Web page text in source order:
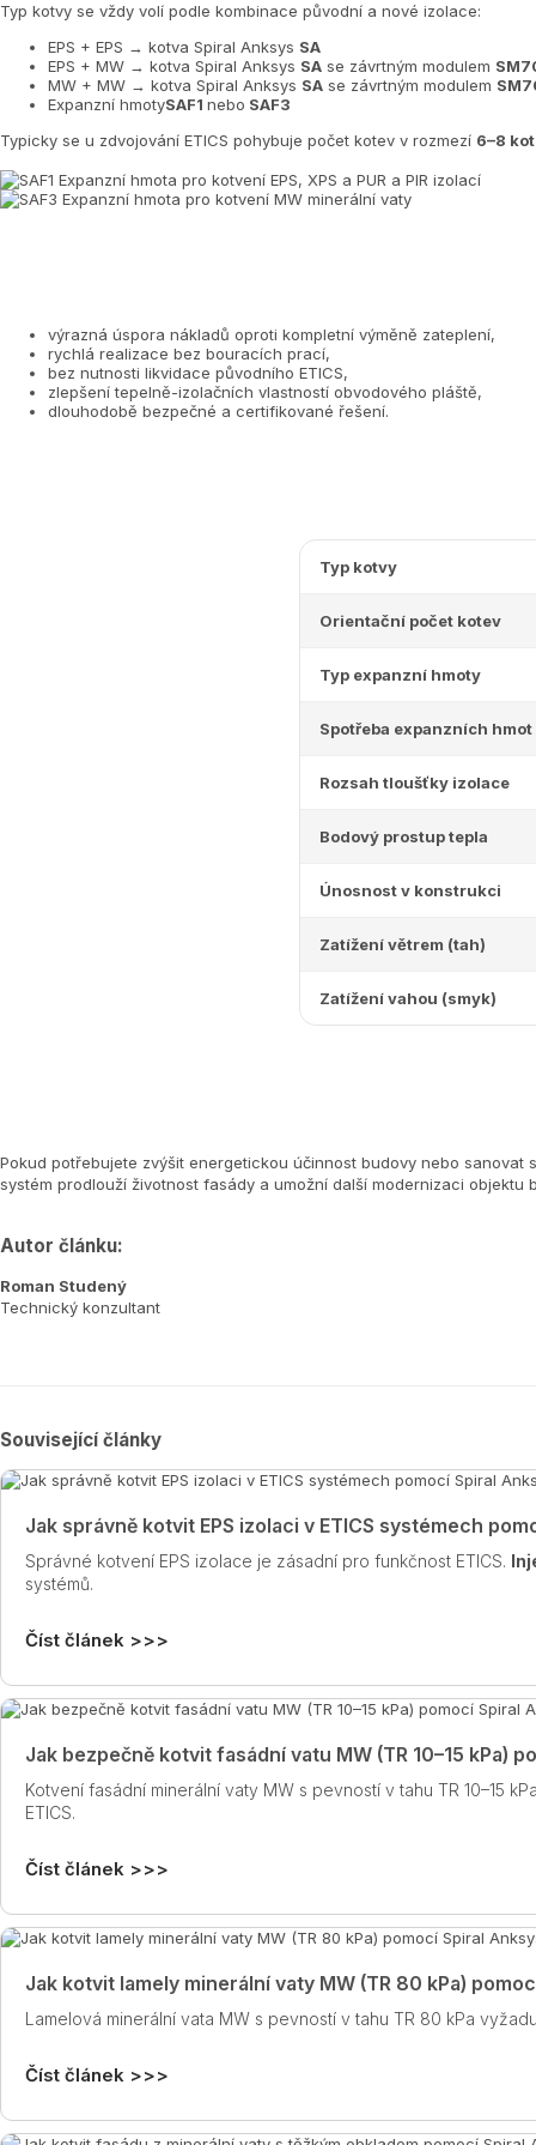
Typ kotvy se vždy volí podle kombinace původní a nové izolace:
EPS + EPS → kotva Spiral Anksys SA
EPS + MW → kotva Spiral Anksys SA se závrtným modulem
MW + MW → kotva Spiral Anksys SA se závrtným modulem
Expanzní hmotySAF1 nebo SAF3
Typicky se u zdvojování ETICS pohybuje počet kotev v rozmezí 6–8
výrazná úspora nákladů oproti kompletní výměně zateplení,
rychlá realizace bez bouracích prací,
bez nutnosti likvidace původního ETICS,
zlepšení tepelně-izolačních vlastností obvodového pláště,
dlouhodobě bezpečné a certifikované řešení.
Typ kotvy
Orientační počet kotev
Typ expanzní hmoty
Spotřeba expanzních hmot
Rozsah tloušťky izolace
Bodový prostup tepla
Únosnost v konstrukci
Zatížení větrem (tah)
Zatížení vahou (smyk)
Pokud potřebujete zvýšit energetickou účinnost budovy nebo sanovat
systém prodlouží životnost fasády a umožní další modernizaci objektu
Autor článku:
Roman Studený
Technický konzultant
Související články
Jak správně kotvit EPS izolaci v ETICS systémech
Správné kotvení EPS izolace je zásadní pro funkčnost ETICS.
systémů.
Číst článek >>>
Jak bezpečně kotvit fasádní vatu MW (TR 10–15 kPa)
Kotvení fasádní minerální vaty MW s pevností v tahu TR 10–15
ETICS.
Číst článek >>>
Jak kotvit lamely minerální vaty MW (TR 80 kPa)
Lamelová minerální vata MW s pevností v tahu TR 80 kPa
Číst článek >>>